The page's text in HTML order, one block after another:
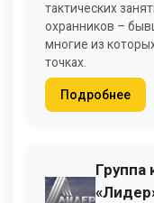
тактических
охранников –
многие из
точках.
Подробнее
Группа